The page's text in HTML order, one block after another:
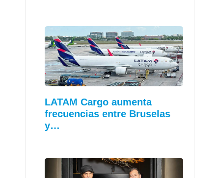
LATAM Cargo aumenta
frecuencias entre Bruselas
y…